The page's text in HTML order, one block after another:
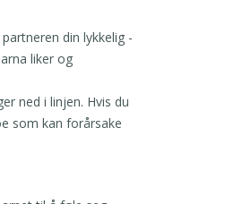
din lykkelig -
liker og
ned i linjen. Hvis du
som kan forårsake